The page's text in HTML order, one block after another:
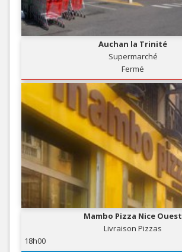
Auchan la Trinité
Supermarché
Fermé
Mambo Pizza Nice Ouest
Livraison Pizzas
18h00